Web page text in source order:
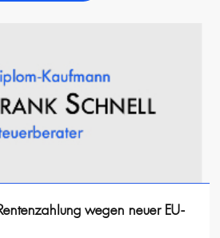
wegen neuer EU-